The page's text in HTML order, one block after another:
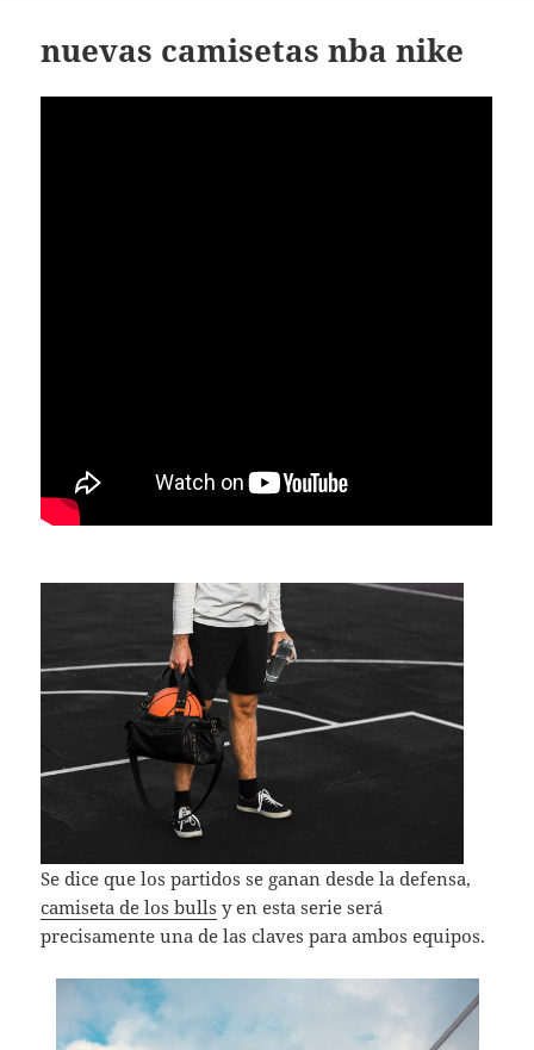
nuevas camisetas nba nike
Se dice que los partidos se ganan desde la defensa,
camiseta de los bulls y en esta serie será
precisamente una de las claves para ambos equipos.